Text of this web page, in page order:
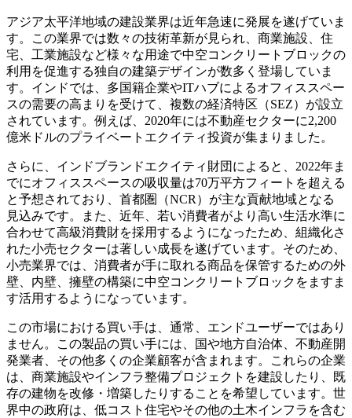
アジア太平洋地域の建設業界は近年急速に発展を遂げていま
す。この業界では数々の技術革新が見られ、商業施設、住
宅、工業施設など様々な用途で中空コンクリートブロックの
利用を促進する独自の建築デザインが数多く登場していま
す。インドでは、多国籍企業やITハブによるオフィススペー
スの需要の高まりを受けて、複数の経済特区（SEZ）が設立
されています。例えば、2020年には不動産セクターに2,200
億米ドルのプライベートエクイティ投資が集まりました。
さらに、インドブランドエクイティ財団によると、2022年ま
でにオフィススペースの吸収量は70万平方フィートを超える
と予想されており、首都圏（NCR）が主な貢献地域となる
見込みです。また、近年、若い消費者がより高い生活水準に
合わせて高級消費財を採用するようになったため、組織化さ
れた小売セクターは著しい成長を遂げています。そのため、
小売業界では、消費者が手に取れる商品を保管するための外
壁、内壁、擁壁の構築に中空コンクリートブロックをますま
す活用するようになっています。
この市場における買い手は、通常、エンドユーザーではあり
ません。この製品の買い手には、国や地方自治体、不動産開
発業者、その他多くの企業顧客が含まれます。これらの企業
は、商業施設やインフラ整備プロジェクトを建設したり、既
存の建物を改修・増築したりすることを希望しています。世
界中の政府は、低コスト住宅やその他の土木インフラを含む